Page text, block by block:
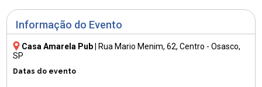
Informação do Evento
Casa Amarela Pub Rua Mario Menim, 62, Centro - Osasco,
SP
Datas do evento